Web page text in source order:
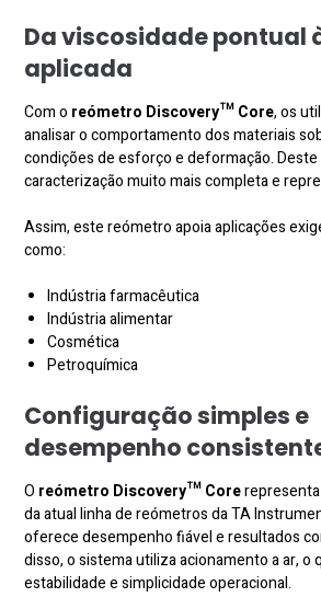
Da viscosidade pontual
aplicada
Com o reómetro Discovery™Core, os
analisar o comportamento dos materiais
condições de esforço e deformação.
caracterização muito mais completa e
Assim, este reómetro apoia aplicações
como:
Indústria farmacêutica
Indústria alimentar
Cosmética
Petroquímica
Configuração simples e
desempenho
O reómetro Discovery™Core
da atual linha de reómetros da TA
oferece desempenho fiável e resultados
disso, o sistema utiliza acionamento a ar, o
estabilidade e simplicidade operacional.